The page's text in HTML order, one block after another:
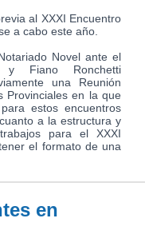
al XXXI Encuentro
a cabo este año.
Novel ante el
y Fiano Ronchetti
una Reunión
Provinciales en la que
estos encuentros
a la estructura y
para el XXXI
el formato de una
en